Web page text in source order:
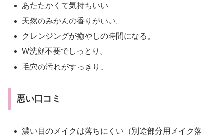
あたたかくて気持ちいい
天然のみかんの香りがいい。
クレンジングが癒やしの時間になる。
W洗顔不要でしっとり。
毛穴の汚れがすっきり。
悪い口コミ
濃い目のメイクは落ちにくい（別途部分用メイク落